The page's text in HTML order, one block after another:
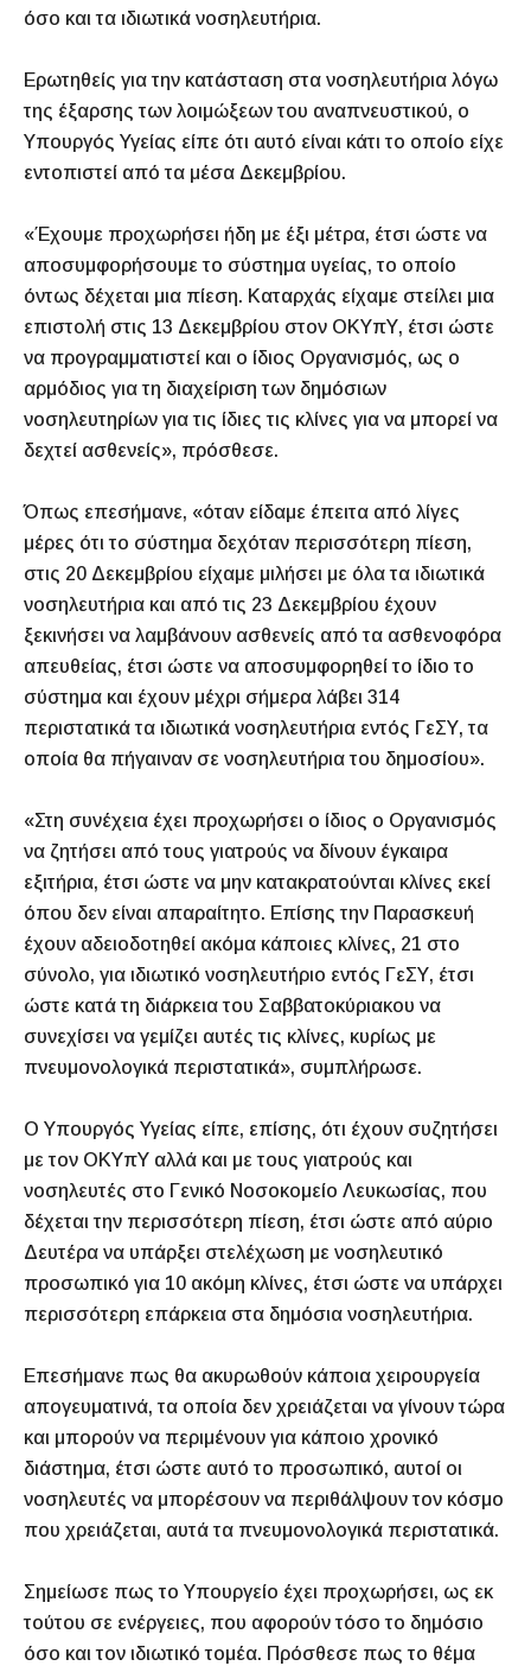
όσο και τα ιδιωτικά νοσηλευτήρια.
Ερωτηθείς για την κατάσταση στα νοσηλευτήρια λόγω
της έξαρσης των λοιμώξεων του αναπνευστικού, ο
Υπουργός Υγείας είπε ότι αυτό είναι κάτι το οποίο είχε
εντοπιστεί από τα μέσα Δεκεμβρίου.
«Έχουμε προχωρήσει ήδη με έξι μέτρα, έτσι ώστε να
αποσυμφορήσουμε το σύστημα υγείας, το οποίο
όντως δέχεται μια πίεση. Καταρχάς είχαμε στείλει μια
επιστολή στις 13 Δεκεμβρίου στον ΟΚΥπΥ, έτσι ώστε
να προγραμματιστεί και ο ίδιος Οργανισμός, ως ο
αρμόδιος για τη διαχείριση των δημόσιων
νοσηλευτηρίων για τις ίδιες τις κλίνες για να μπορεί να
δεχτεί ασθενείς», πρόσθεσε.
Όπως επεσήμανε, «όταν είδαμε έπειτα από λίγες
μέρες ότι το σύστημα δεχόταν περισσότερη πίεση,
στις 20 Δεκεμβρίου είχαμε μιλήσει με όλα τα ιδιωτικά
νοσηλευτήρια και από τις 23 Δεκεμβρίου έχουν
ξεκινήσει να λαμβάνουν ασθενείς από τα ασθενοφόρα
απευθείας, έτσι ώστε να αποσυμφορηθεί το ίδιο το
σύστημα και έχουν μέχρι σήμερα λάβει 314
περιστατικά τα ιδιωτικά νοσηλευτήρια εντός ΓεΣΥ, τα
οποία θα πήγαιναν σε νοσηλευτήρια του δημοσίου».
«Στη συνέχεια έχει προχωρήσει ο ίδιος ο Οργανισμός
να ζητήσει από τους γιατρούς να δίνουν έγκαιρα
εξιτήρια, έτσι ώστε να μην κατακρατούνται κλίνες εκεί
όπου δεν είναι απαραίτητο. Επίσης την Παρασκευή
έχουν αδειοδοτηθεί ακόμα κάποιες κλίνες, 21 στο
σύνολο, για ιδιωτικό νοσηλευτήριο εντός ΓεΣΥ, έτσι
ώστε κατά τη διάρκεια του Σαββατοκύριακου να
συνεχίσει να γεμίζει αυτές τις κλίνες, κυρίως με
πνευμονολογικά περιστατικά», συμπλήρωσε.
Ο Υπουργός Υγείας είπε, επίσης, ότι έχουν συζητήσει
με τον ΟΚΥπΥ αλλά και με τους γιατρούς και
νοσηλευτές στο Γενικό Νοσοκομείο Λευκωσίας, που
δέχεται την περισσότερη πίεση, έτσι ώστε από αύριο
Δευτέρα να υπάρξει στελέχωση με νοσηλευτικό
προσωπικό για 10 ακόμη κλίνες, έτσι ώστε να υπάρχει
περισσότερη επάρκεια στα δημόσια νοσηλευτήρια.
Επεσήμανε πως θα ακυρωθούν κάποια χειρουργεία
απογευματινά, τα οποία δεν χρειάζεται να γίνουν τώρα
και μπορούν να περιμένουν για κάποιο χρονικό
διάστημα, έτσι ώστε αυτό το προσωπικό, αυτοί οι
νοσηλευτές να μπορέσουν να περιθάλψουν τον κόσμο
που χρειάζεται, αυτά τα πνευμονολογικά περιστατικά.
Σημείωσε πως το Υπουργείο έχει προχωρήσει, ως εκ
τούτου σε ενέργειες, που αφορούν τόσο το δημόσιο
όσο και τον ιδιωτικό τομέα. Πρόσθεσε πως το θέμα